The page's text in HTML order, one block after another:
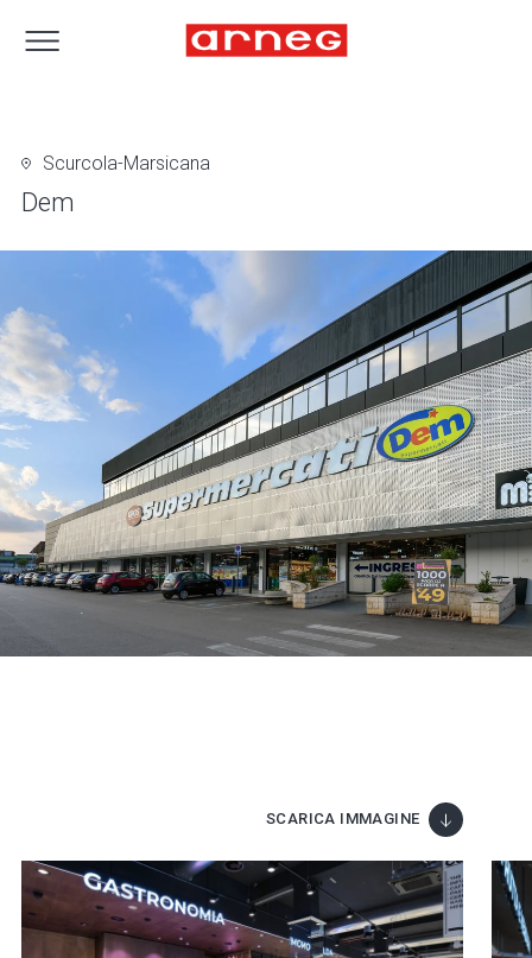
Scurcola-Marsicana
Dem
SCARICA IMMAGINE